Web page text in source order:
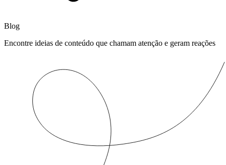
Blog
Encontre ideias de conteúdo que chamam atenção e geram reações